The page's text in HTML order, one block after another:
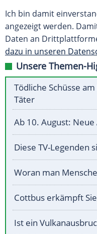
Ich bin damit
angezeigt werden.
Daten an
dazu in unseren
Unsere Themen-
Tödliche Schüsse
Täter
Ab 10. August:
Diese TV-Legenden
Woran man
Cottbus erkämpft
Ist ein